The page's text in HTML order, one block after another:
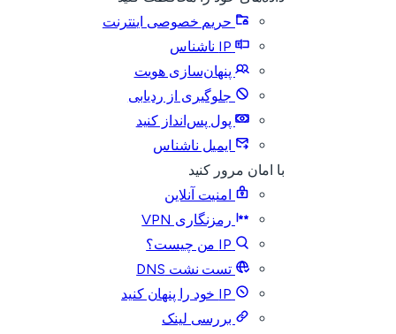
حریم خصوصی اینترنت
IP ناشناس
پنهان‌سازی هویت
جلوگیری از ردیابی
پول پس‌انداز کنید
ایمیل ناشناس
با امان مرور کنید
امنیت آنلاین
رمزنگاری VPN
IP من چیست؟
تست نشت DNS
IP خود را پنهان کنید
بررسی لینک